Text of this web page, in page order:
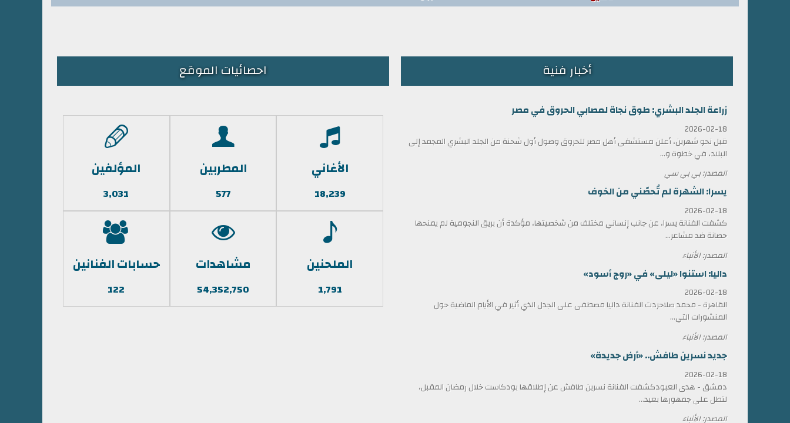
أخبار فنية
زراعة الجلد البشري: طوق نجاة لمصابي الحروق في مصر
2026-02-18
قبل نحو شهرين، أعلن مستشفى أهل مصر للحروق وصول أول شحنة من الجلد البشري المجمد إلى
البلاد، في خطوة و...
المصدر: بي بي سي
يسرا: الشهرة لم تُحصّني من الخوف
2026-02-18
كشفت الفنانة يسرا، عن جانب إنساني مختلف من شخصيتها، مؤكدة أن بريق النجومية لم يمنحها
حصانة ضد مشاعر...
المصدر: الأنباء
داليا: استنوا «ليلى» في «روج أسود»
2026-02-18
القاهرة - محمد صلاحردت الفنانة داليا مصطفى على الجدل الذي أثير في الأيام الماضية حول
المنشورات التي...
المصدر: الأنباء
جديد نسرين طافش.. «أرض جديدة»
2026-02-18
دمشق - هدى العبودكشفت الفنانة نسرين طافش عن إطلاقها بودكاست خلال رمضان المقبل،
لتطل على جمهورها بعيد...
المصدر: الأنباء
احصائيات الموقع
الأغاني
18,239
المطربين
577
المؤلفين
3,031
الملحنين
1,791
مشاهدات
54,352,750
حسابات الفنانين
122